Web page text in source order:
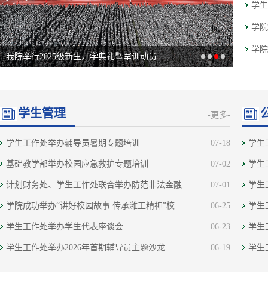
我院举行2025级新生开学典礼暨军训动员...
学
学
学生管理 -更多-
07-18
学生工作处举办辅导员暑期专题培训
07-02
基础教学部举办校园应急救护专题培训
07-01
计划财务处、学生工作处联合举办防范非法金融...
06-25
学院成功举办“讲好校园故事 传承潍工精神”校...
06-23
学生工作处举办学生代表座谈会
06-19
学生工作处举办2026年首期辅导员主题沙龙
学生
学生
学生
学生
学生
学生